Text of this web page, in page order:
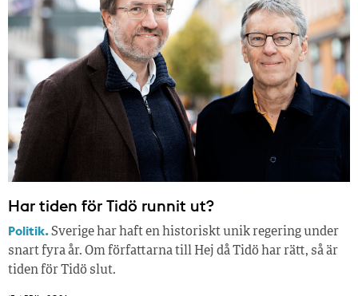
Har tiden för Tidö runnit ut?
Politik.Sverige har haft en historiskt unik regering under
snart fyra år. Om författarna till Hej då Tidö har rätt, så är
tiden för Tidö slut.